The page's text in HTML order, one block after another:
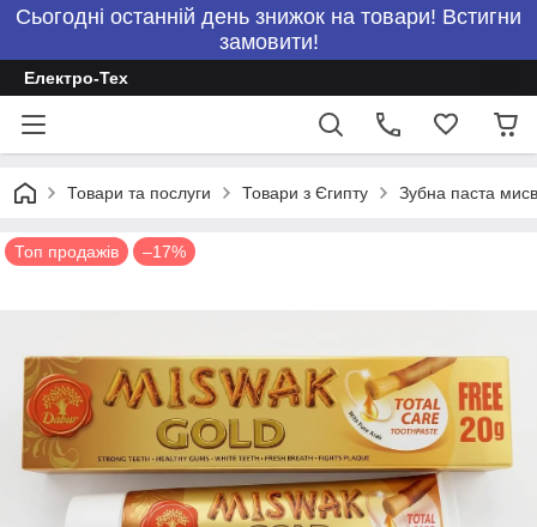
Сьогодні останній день знижок на товари! Встигни
замовити!
Електро-Тех
Товари та послуги Товари з Єгипту Зубна паста
Топ продажів –17%